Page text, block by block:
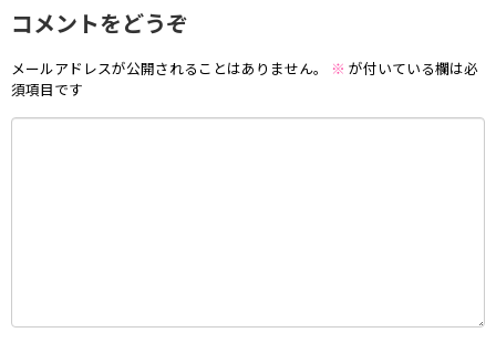
コメントをどうぞ
メールアドレスが公開されることはありません。 ※ が付いている欄は必
須項目です